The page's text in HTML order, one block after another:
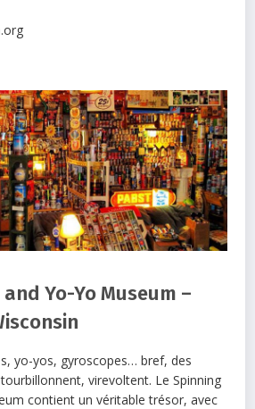
Yo-Yo Museum –
yo-yos, gyroscopes… bref, des
virevoltent. Le Spinning
contient un véritable trésor, avec